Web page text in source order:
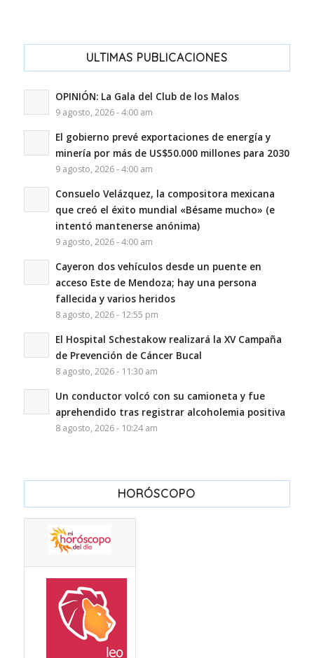
ULTIMAS PUBLICACIONES
OPINIÓN: La Gala del Club de los Malos
9 agosto, 2026 - 4:00 am
El gobierno prevé exportaciones de energía y
minería por más de US$50.000 millones para 2030
9 agosto, 2026 - 4:00 am
Consuelo Velázquez, la compositora mexicana
que creó el éxito mundial «Bésame mucho» (e
intentó mantenerse anónima)
9 agosto, 2026 - 4:00 am
Cayeron dos vehículos desde un puente en
acceso Este de Mendoza; hay una persona
fallecida y varios heridos
8 agosto, 2026 - 12:55 pm
El Hospital Schestakow realizará la XV Campaña
de Prevención de Cáncer Bucal
8 agosto, 2026 - 11:30 am
Un conductor volcó con su camioneta y fue
aprehendido tras registrar alcoholemia positiva
8 agosto, 2026 - 10:24 am
HORÓSCOPO